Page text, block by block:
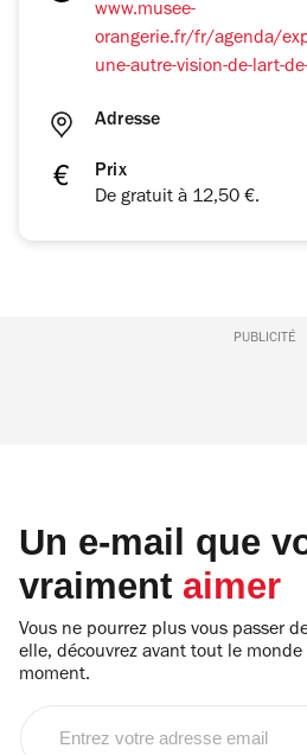
www.musee-
orangerie.fr/fr/agenda/
une-autre-vision-de-lart-
Adresse
Prix
De gratuit à 12,50 €.
PUBLICITÉ
Un e-mail que
vraiment aimer
Vous ne pourrez plus vous passer
elle, découvrez avant tout le
moment.